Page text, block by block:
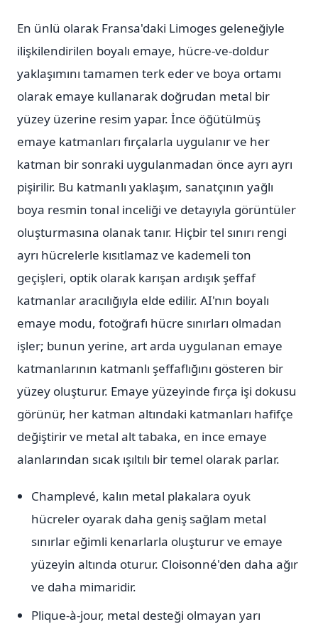
En ünlü olarak Fransa'daki Limoges geleneğiyle
ilişkilendirilen boyalı emaye, hücre-ve-doldur
yaklaşımını tamamen terk eder ve boya ortamı
olarak emaye kullanarak doğrudan metal bir
yüzey üzerine resim yapar. İnce öğütülmüş
emaye katmanları fırçalarla uygulanır ve her
katman bir sonraki uygulanmadan önce ayrı ayrı
pişirilir. Bu katmanlı yaklaşım, sanatçının yağlı
boya resmin tonal inceliği ve detayıyla görüntüler
oluşturmasına olanak tanır. Hiçbir tel sınırı rengi
ayrı hücrelerle kısıtlamaz ve kademeli ton
geçişleri, optik olarak karışan ardışık şeffaf
katmanlar aracılığıyla elde edilir. AI'nın boyalı
emaye modu, fotoğrafı hücre sınırları olmadan
işler; bunun yerine, art arda uygulanan emaye
katmanlarının katmanlı şeffaflığını gösteren bir
yüzey oluşturur. Emaye yüzeyinde fırça işi dokusu
görünür, her katman altındaki katmanları hafifçe
değiştirir ve metal alt tabaka, en ince emaye
alanlarından sıcak ışıltılı bir temel olarak parlar.
Champlevé, kalın metal plakalara oyuk
hücreler oyarak daha geniş sağlam metal
sınırlar eğimli kenarlarla oluşturur ve emaye
yüzeyin altında oturur. Cloisonné'den daha ağır
ve daha mimaridir.
Plique-à-jour, metal desteği olmayan yarı